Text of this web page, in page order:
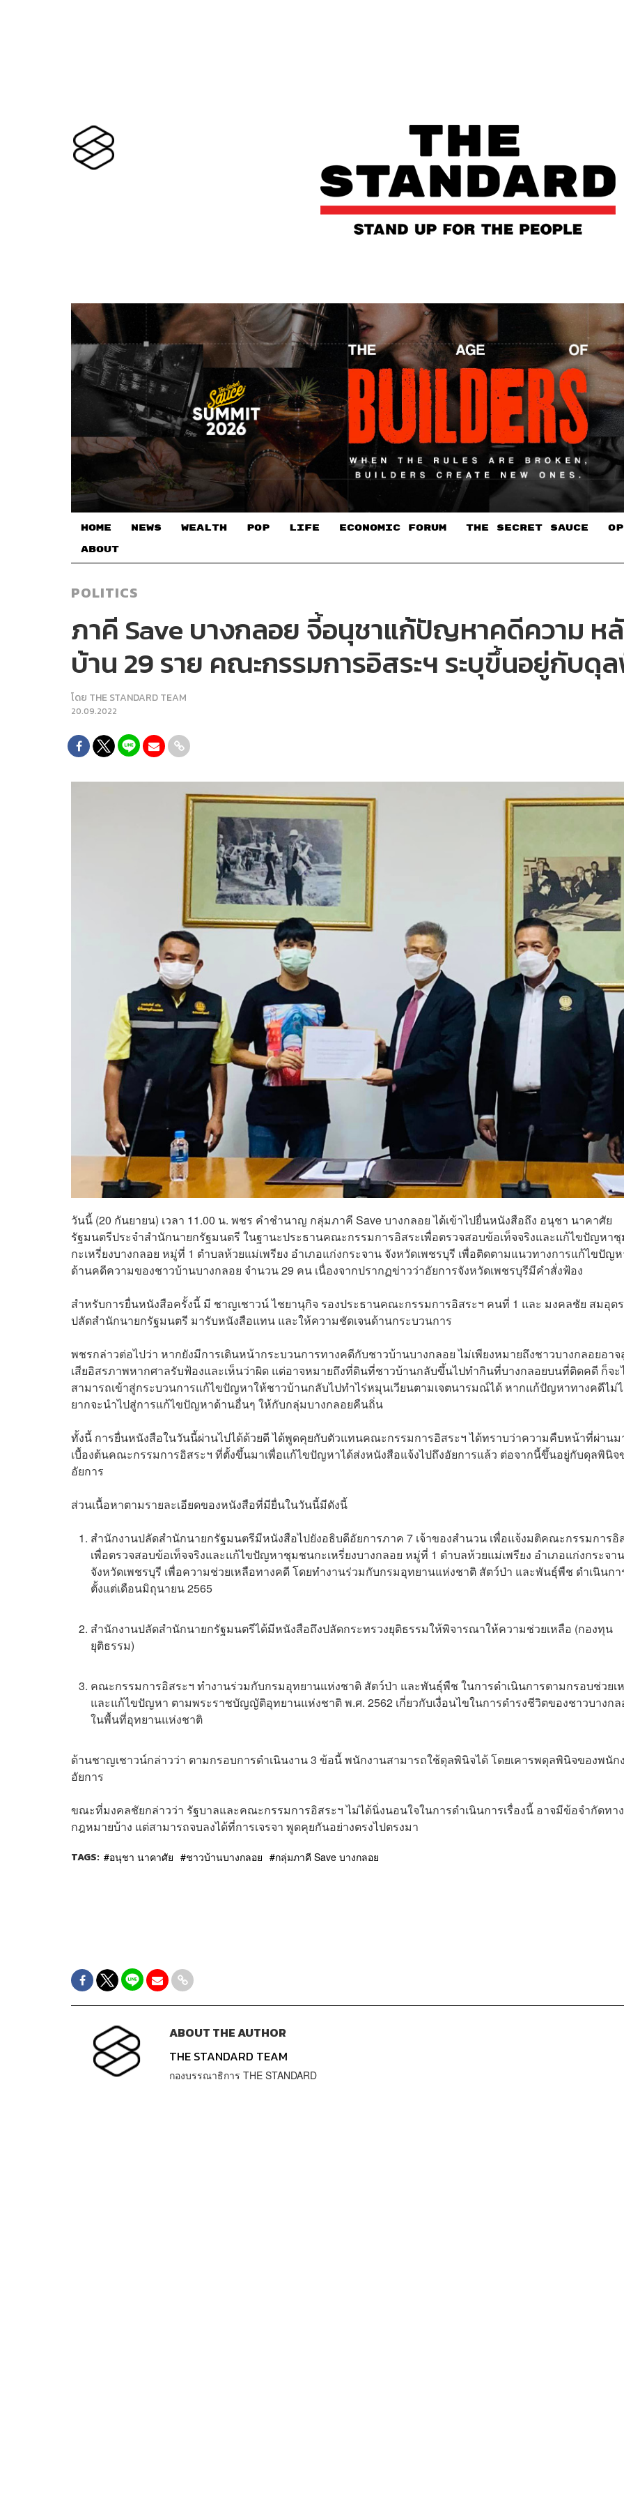
HOME NEWS WEALTH POP LIFE ECONOMIC FORUM THE SECRET SAUCE​
ABOUT
POLITICS
ภาคี Save บางกลอย จี้อนุชาแก้ปัญหาคดีความ ห
บ้าน 29 ราย คณะกรรมการอิสระฯ ระบุขึ้นอยู่กับดุ
โดย THE STANDARD TEAM
20.09.2022
วันนี้ (20 กันยายน) เวลา 11.00 น. พชร คำชำนาญ กลุ่มภาคี Save บางกลอย ได้เข้าไปยื่นหนังสือถึง อนุชา นาคาศัย
รัฐมนตรีประจำสำนักนายกรัฐมนตรี ในฐานะประธานคณะกรรมการอิสระเพื่อตรวจสอบข้อเท็จจริงและแก้ไขปัญหา
กะเหรี่ยงบางกลอย หมู่ที่ 1 ตำบลห้วยแม่เพรียง อำเภอแก่งกระจาน จังหวัดเพชรบุรี เพื่อติดตามแนวทางการแก้ไขปัญ
ด้านคดีความของชาวบ้านบางกลอย จำนวน 29 คน เนื่องจากปรากฏข่าวว่าอัยการจังหวัดเพชรบุรีมีคำสั่งฟ้อง
สำหรับการยื่นหนังสือครั้งนี้ มี ชาญเชาวน์ ไชยานุกิจ รองประธานคณะกรรมการอิสระฯ คนที่ 1 และ มงคลชัย สมอุด
ปลัดสำนักนายกรัฐมนตรี มารับหนังสือแทน และให้ความชัดเจนด้านกระบวนการ
พชรกล่าวต่อไปว่า หากยังมีการเดินหน้ากระบวนการทางคดีกับชาวบ้านบางกลอย ไม่เพียงหมายถึงชาวบางกลอยอา
เสียอิสรภาพหากศาลรับฟ้องและเห็นว่าผิด แต่อาจหมายถึงที่ดินที่ชาวบ้านกลับขึ้นไปทำกินที่บางกลอยบนที่ติดคดี ก็จะ
สามารถเข้าสู่กระบวนการแก้ไขปัญหาให้ชาวบ้านกลับไปทำไร่หมุนเวียนตามเจตนารมณ์ได้ หากแก้ปัญหาทางคดีไม่
ยากจะนำไปสู่การแก้ไขปัญหาด้านอื่นๆ ให้กับกลุ่มบางกลอยคืนถิ่น
ทั้งนี้ การยื่นหนังสือในวันนี้ผ่านไปได้ด้วยดี ได้พูดคุยกับตัวแทนคณะกรรมการอิสระฯ ได้ทราบว่าความคืบหน้าที่ผ่าน
เบื้องต้นคณะกรรมการอิสระฯ ที่ตั้งขึ้นมาเพื่อแก้ไขปัญหาได้ส่งหนังสือแจ้งไปถึงอัยการแล้ว ต่อจากนี้ขึ้นอยู่กับดุลพินิจ
อัยการ
ส่วนเนื้อหาตามรายละเอียดของหนังสือที่มียื่นในวันนี้มีดังนี้
สำนักงานปลัดสำนักนายกรัฐมนตรีมีหนังสือไปยังอธิบดีอัยการภาค 7 เจ้าของสำนวน เพื่อแจ้งมติคณะกรรมการอิ
เพื่อตรวจสอบข้อเท็จจริงและแก้ไขปัญหาชุมชนกะเหรี่ยงบางกลอย หมู่ที่ 1 ตำบลห้วยแม่เพรียง อำเภอแก่งกระจาน
จังหวัดเพชรบุรี เพื่อความช่วยเหลือทางคดี โดยทำงานร่วมกับกรมอุทยานแห่งชาติ สัตว์ป่า และพันธุ์พืช ดำเนินกา
ตั้งแต่เดือนมิถุนายน 2565
สำนักงานปลัดสำนักนายกรัฐมนตรีได้มีหนังสือถึงปลัดกระทรวงยุติธรรมให้พิจารณาให้ความช่วยเหลือ (กองทุน
ยุติธรรม)
คณะกรรมการอิสระฯ ทำงานร่วมกับกรมอุทยานแห่งชาติ สัตว์ป่า และพันธุ์พืช ในการดำเนินการตามกรอบช่วยเ
และแก้ไขปัญหา ตามพระราชบัญญัติอุทยานแห่งชาติ พ.ศ. 2562 เกี่ยวกับเงื่อนไขในการดำรงชีวิตของชาวบางกล
ในพื้นที่อุทยานแห่งชาติ
ด้านชาญเชาวน์กล่าวว่า ตามกรอบการดำเนินงาน 3 ข้อนี้ พนักงานสามารถใช้ดุลพินิจได้ โดยเคารพดุลพินิจของพนัก
อัยการ
ขณะที่มงคลชัยกล่าวว่า รัฐบาลและคณะกรรมการอิสระฯ ไม่ได้นิ่งนอนใจในการดำเนินการเรื่องนี้ อาจมีข้อจำกัดทาง
กฎหมายบ้าง แต่สามารถจบลงได้ที่การเจรจา พูดคุยกันอย่างตรงไปตรงมา
TAGS: อนุชา นาคาศัย ชาวบ้านบางกลอย กลุ่มภาคี Save บางกลอย
ABOUT THE AUTHOR
THE STANDARD TEAM
กองบรรณาธิการ THE STANDARD